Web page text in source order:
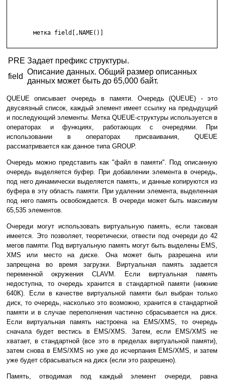
       метка field[,NAME()]
PRE Задает префикс структуры.
field
Описание данных. Общий размер описанных
данных может быть до 65,000 байт.
QUEUE описывает очередь в памяти. Очередь (QUEUE) - это
двусвязный список, каждый элемент имеет ссылку на предыдущий
и последующий элементы. Метка QUEUE-структуры используется в
операторах и функциях, работающих с очередями. При
использовании в операторах присваивания, QUEUE
рассматривается как данное типа GROUP.
Очередь можно представить как "файл в памяти". Под описанную
очередь выделяется буфер. При добавлении элемента в очередь,
под него динамически выделяется память, и данные копируются из
буфера в эту область памяти. При удалении элемента, выделенная
под него память освобождается. В очереди может быть максимум
65,535 элементов.
Очереди могут использовать виртуальную память, если таковая
имеется. Это позволяет, теоретически, отвести под очереди до 42
мегов памяти. Под виртуальную память могут быть выделены EMS,
XMS или место на диске. Она может быть разрешена или
запрещена во время загрузки. Виртуальная память задается
переменной окружения CLAVM. Если виртуальная память
недоступна, то очередь хранится в стандартной памяти (нижние
640К). Если в качестве виртуальной памяти был выбран только
диск, то очередь, насколько это возможно, хранится в стандартной
памяти и в случае переполнения частично сбрасывается на диск.
Если виртуальная память настроена на EMS/XMS, то очередь
сначала будет вестись в EMS/XMS. Затем, если EMS/XMS не
хватает, в стандартной (все это в пределах виртуальной памяти),
затем снова в EMS/XMS но уже до исчерпания EMS/XMS, и затем
уже будет сбрасываться на диск (если это разрешено).
Память, отводимая под каждый элемент очереди, равна